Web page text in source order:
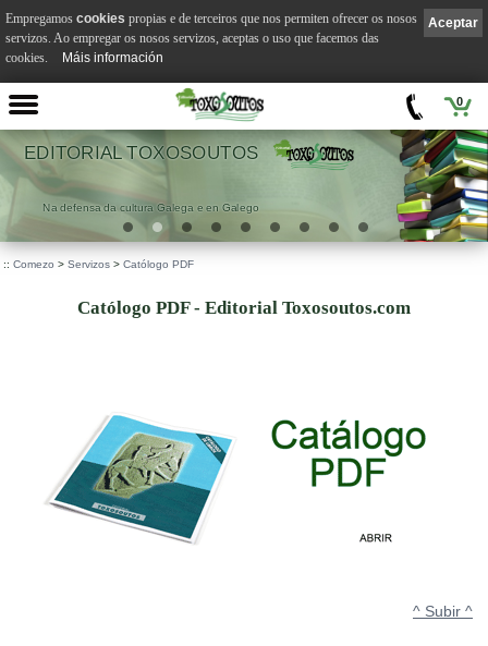
0
EDITORIAL TOXOSOUTOS
Na defensa da cultura Galega e en Galego
:: Comezo > Servizos > Católogo PDF
Católogo PDF - Editorial Toxosoutos.com
^ Subir ^
Aceptar
Empregamos cookies propias e de terceiros que nos permiten ofrecer os nosos
servizos. Ao empregar os nosos servizos, aceptas o uso que facemos das
cookies.
Máis información